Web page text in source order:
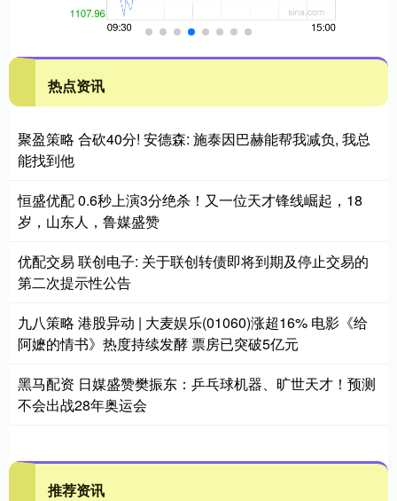
热点资讯
聚盈策略 合砍40分! 安德森: 施泰因巴赫能帮我减负, 我总
能找到他
恒盛优配 0.6秒上演3分绝杀！又一位天才锋线崛起，18
岁，山东人，鲁媒盛赞
优配交易 联创电子: 关于联创转债即将到期及停止交易的
第二次提示性公告
九八策略 港股异动 | 大麦娱乐(01060)涨超16% 电影《给
阿嬷的情书》热度持续发酵 票房已突破5亿元
黑马配资 日媒盛赞樊振东：乒乓球机器、旷世天才！预测
不会出战28年奥运会
推荐资讯